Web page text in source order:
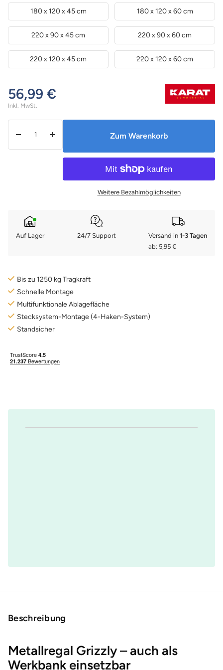
180 x 120 x 45 cm 180 x 120 x 60 cm
220 x 90 x 45 cm 220 x 90 x 60 cm
220 x 120 x 45 cm 220 x 120 x 60 cm
56,99 €
Inkl. MwSt.
Menge
verringern
Menge
erhöhen
Zum Warenkorb
Weitere Bezahlmöglichkeiten
Auf Lager 24/7 Support Versand in 1-3 Tagen
ab: 5,95 €
Bis zu 1250 kg Tragkraft
Schnelle Montage
Multifunktionale Ablagefläche
Stecksystem-Montage (4-Haken-System)
Standsicher
Beschreibung
Metallregal Grizzly – auch als
Werkbank einsetzbar